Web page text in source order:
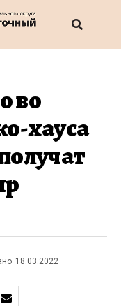
во
хауса
18.03.2022